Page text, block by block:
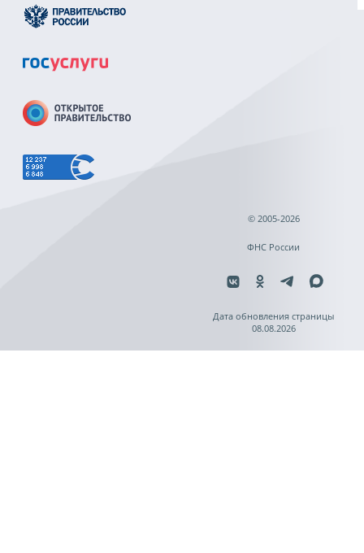
© 2005-2026
ФНС России
Дата обновления страницы
08.08.2026